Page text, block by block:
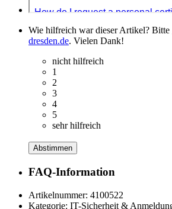
Wie hilfreich war dieser Artikel? Bitte
dresden.de. Vielen Dank!
nicht hilfreich
1
2
3
4
5
sehr hilfreich
Abstimmen
FAQ-Information
Artikelnummer: 4100522
Kategorie: IT-Sicherheit &